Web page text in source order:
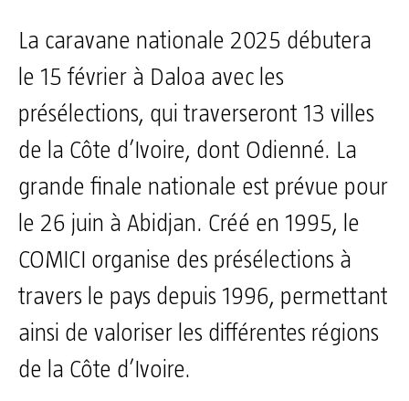
La caravane nationale 2025 débutera
le 15 février à Daloa avec les
présélections, qui traverseront 13 villes
de la Côte d’Ivoire, dont Odienné. La
grande finale nationale est prévue pour
le 26 juin à Abidjan. Créé en 1995, le
COMICI organise des présélections à
travers le pays depuis 1996, permettant
ainsi de valoriser les différentes régions
de la Côte d’Ivoire.